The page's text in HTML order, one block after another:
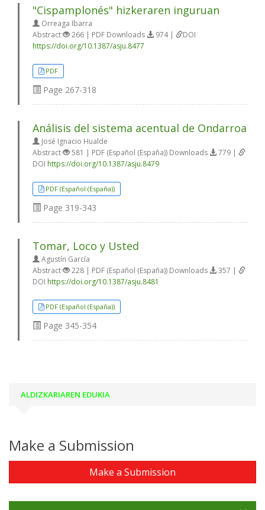
"Cispamplonés" hizkeraren inguruan
Orreaga Ibarra
Abstract
266 | PDF Downloads 974 |
DOI
https://doi.org/10.1387/asju.8477
PDF
Page 267-318
Análisis del sistema acentual de Ondarroa
José Ignacio Hualde
Abstract
581 | PDF (Español (España)) Downloads
779 |
DOI https://doi.org/10.1387/asju.8479
PDF (Español (España))
Page 319-343
Tomar, Loco y Usted
Agustín García
Abstract
228 | PDF (Español (España)) Downloads
357 |
DOI https://doi.org/10.1387/asju.8481
PDF (Español (España))
Page 345-354
ALDIZKARIAREN EDUKIA
Make a Submission
Make a Submission